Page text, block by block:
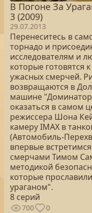
В Погоне За
3 (2009)
29.07.2013
Перенеситесь в
торнадо и
исследователям и
которые готовятся
ужасных смерчей.
возвращаются в
машине
оказаться в самом
режиссера Шона
камеру IMAX в
(Автомобиль-
впервые
смерчами Тимом
методикой
которые
ураганом".
8 серий
700 0